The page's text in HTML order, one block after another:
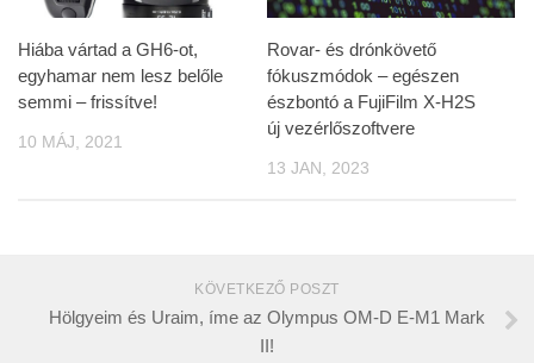
Hiába vártad a GH6-ot,
egyhamar nem lesz belőle
semmi – frissítve!
10 MÁJ, 2021
Rovar- és drónkövető
fókuszmódok – egészen
észbontó a FujiFilm X-H2S
új vezérlőszoftvere
13 JAN, 2023
KÖVETKEZŐ POSZT
Hölgyeim és Uraim, íme az Olympus OM-D E-M1 Mark
II!